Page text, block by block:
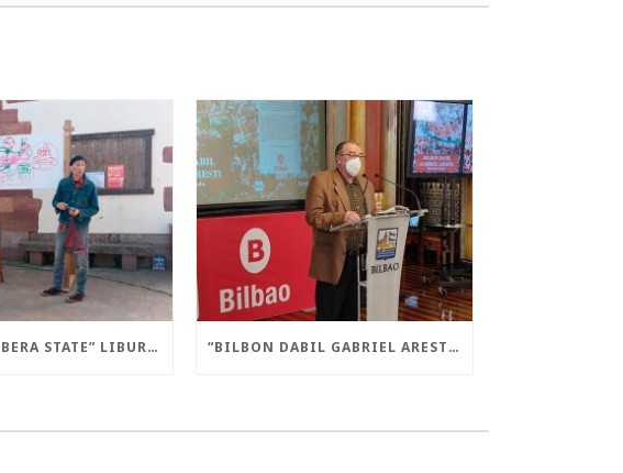
“AMAIUR! LIBERA STATE” LIBURUA AURKEZTU DA AMAIURREN “BILBON DABIL GABRIEL ARESTI” LIBURUA AURKEZTU DA GAUR